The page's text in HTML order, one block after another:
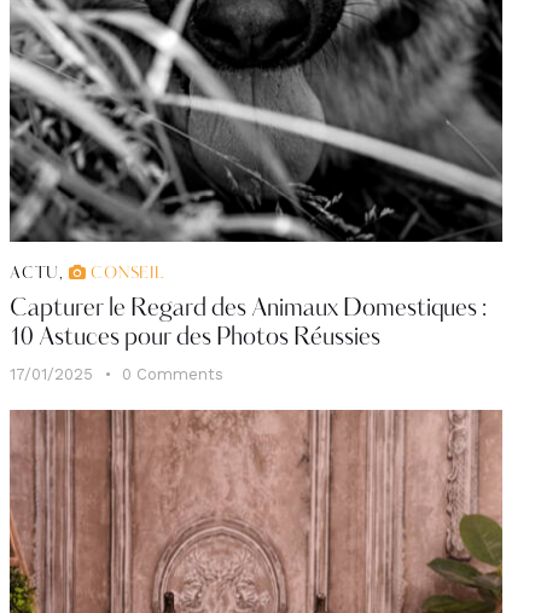
ACTU, CONSEIL
Capturer le Regard des Animaux Domestiques :
10 Astuces pour des Photos Réussies
17/01/2025 0 Comments